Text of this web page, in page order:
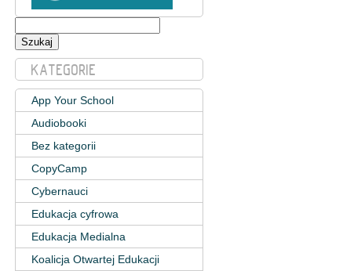
KATEGORIE
App Your School
Audiobooki
Bez kategorii
CopyCamp
Cybernauci
Edukacja cyfrowa
Edukacja Medialna
Koalicja Otwartej Edukacji